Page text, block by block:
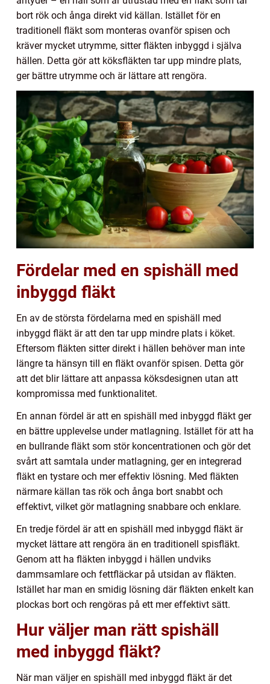
bort rök och ånga direkt vid källan. Istället för en
traditionell fläkt som monteras ovanför spisen och
kräver mycket utrymme, sitter fläkten inbyggd i själva
hällen. Detta gör att köksfläkten tar upp mindre plats,
ger bättre utrymme och är lättare att rengöra.
Fördelar med en spishäll med
inbyggd fläkt
En av de största fördelarna med en spishäll med
inbyggd fläkt är att den tar upp mindre plats i köket.
Eftersom fläkten sitter direkt i hällen behöver man inte
längre ta hänsyn till en fläkt ovanför spisen. Detta gör
att det blir lättare att anpassa köksdesignen utan att
kompromissa med funktionalitet.
En annan fördel är att en spishäll med inbyggd fläkt ger
en bättre upplevelse under matlagning. Istället för att ha
en bullrande fläkt som stör koncentrationen och gör det
svårt att samtala under matlagning, ger en integrerad
fläkt en tystare och mer effektiv lösning. Med fläkten
närmare källan tas rök och ånga bort snabbt och
effektivt, vilket gör matlagning snabbare och enklare.
En tredje fördel är att en spishäll med inbyggd fläkt är
mycket lättare att rengöra än en traditionell spisfläkt.
Genom att ha fläkten inbyggd i hällen undviks
dammsamlare och fettfläckar på utsidan av fläkten.
Istället har man en smidig lösning där fläkten enkelt kan
plockas bort och rengöras på ett mer effektivt sätt.
Hur väljer man rätt spishäll
med inbyggd fläkt?
När man väljer en spishäll med inbyggd fläkt är det